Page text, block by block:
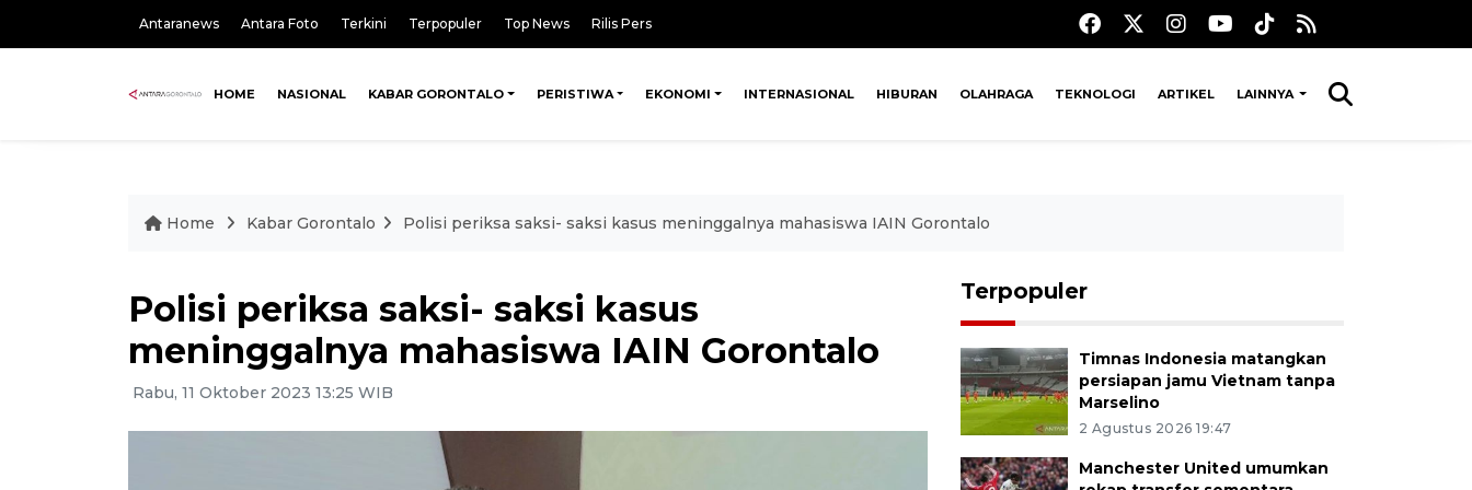
Antaranews Antara Foto Terkini Terpopuler Top News Rilis Pers
HOME NASIONAL KABAR GORONTALO PERISTIWA EKONOMI INTERNASIONAL HIBURAN OLAHRAGA TEKNOLOGI ARTIKEL LAINNYA
Home Kabar Gorontalo Polisi periksa saksi- saksi kasus meninggalnya mahasiswa IAIN Gorontalo
Polisi periksa saksi- saksi kasus
meninggalnya mahasiswa IAIN Gorontalo
Rabu, 11 Oktober 2023 13:25 WIB
Terpopuler
Timnas Indonesia matangkan
persiapan jamu Vietnam tanpa
Marselino
2 Agustus 2026 19:47
Manchester United umumkan